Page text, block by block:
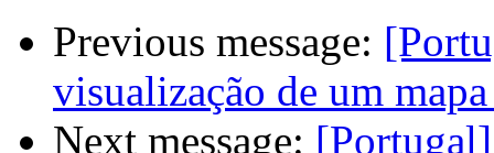
Previous message:
visualização de um
Next message: